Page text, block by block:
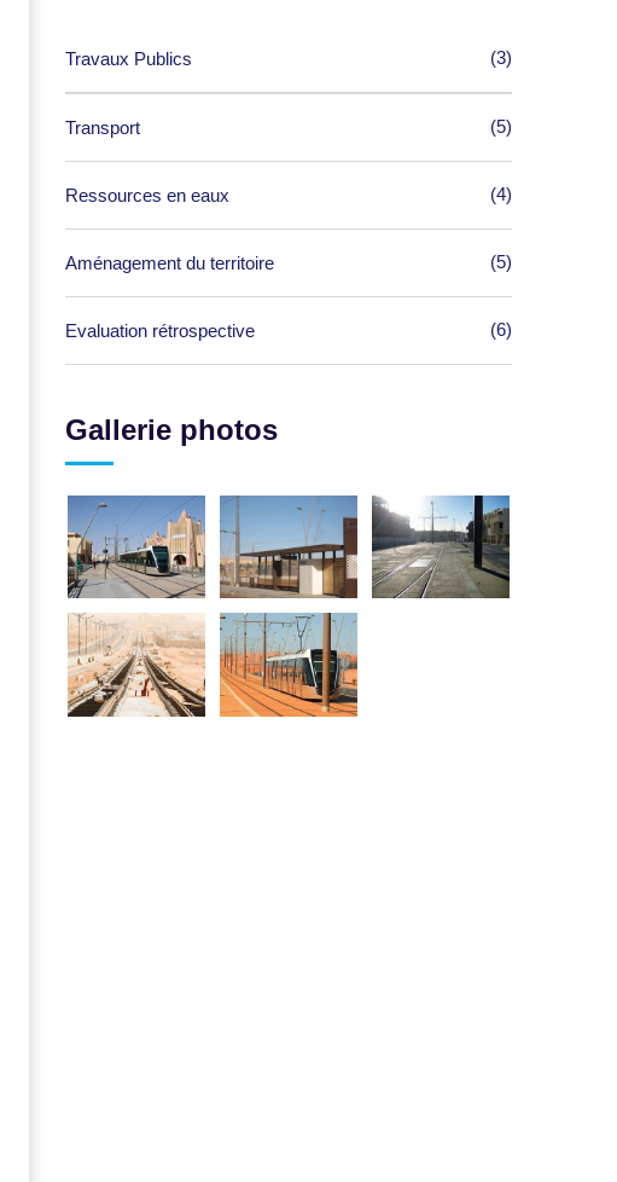
Travaux Publics (3)
Transport (5)
Ressources en eaux (4)
Aménagement du territoire (5)
Evaluation rétrospective (6)
Gallerie photos